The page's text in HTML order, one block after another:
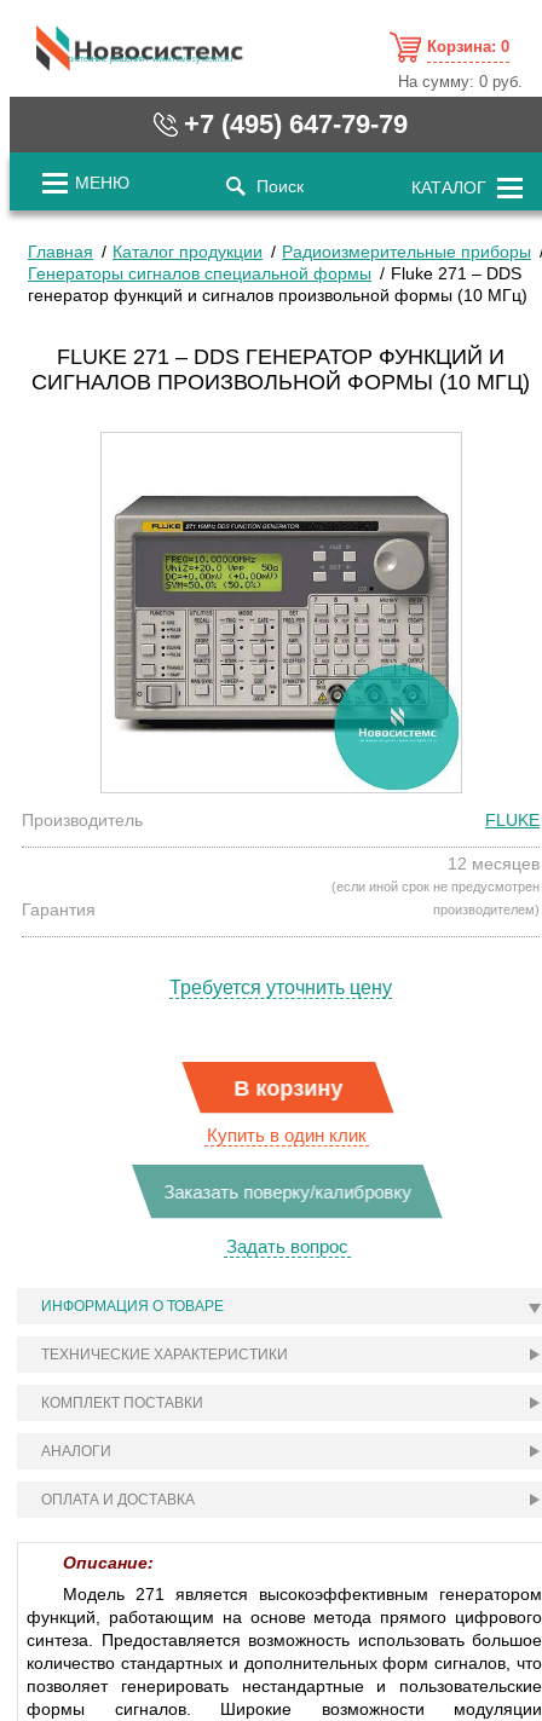
cистемные решения / www.novosystems.ru
Корзина: 0
На сумму:0 руб.
+7 (495) 647-79-79
МЕНЮ Поиск КАТАЛОГ
Главная Каталог продукции
Радиоизмерительные приборы
Генераторы сигналов специальной формы
Fluke 271 – DDS
генератор функций и сигналов произвольной формы (10 МГц)
FLUKE 271 – DDS ГЕНЕРАТОР ФУНКЦИЙ И
СИГНАЛОВ ПРОИЗВОЛЬНОЙ ФОРМЫ (10 МГЦ)
Производитель FLUKE
Гарантия
12 месяцев
(если иной срок не предусмотрен
производителем)
Требуется уточнить цену
В корзину
Купить в один клик
Заказать поверку/калибровку
Задать вопрос
ИНФОРМАЦИЯ О ТОВАРЕ
ТЕХНИЧЕСКИЕ ХАРАКТЕРИСТИКИ
КОМПЛЕКТ ПОСТАВКИ
АНАЛОГИ
ОПЛАТА И ДОСТАВКА
Описание:
Модель 271 является высокоэффективным генератором
функций, работающим на основе метода прямого цифрового
синтеза. Предоставляется возможность использовать большое
количество стандартных и дополнительных форм сигналов, что
позволяет генерировать нестандартные и пользовательские
формы сигналов. Широкие возможности модуляции